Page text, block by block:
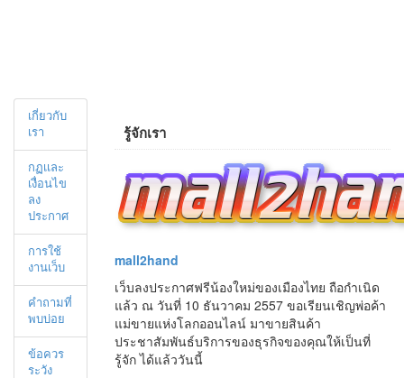
เกี่ยวกับ
เรา
กฏเเละ
เงื่อนไข
ลง
ประกาศ
การใช้
งานเว็บ
คำถามที่
พบบ่อย
ข้อควร
ระวัง
รู้จักเรา
mall2hand
เว็บลงประกาศฟรีน้องใหม่ของเมืองไทย ถือกำเนิด
แล้ว ณ วันที่ 10 ธันวาคม 2557 ขอเรียนเชิญพ่อค้า
แม่ขายแห่งโลกออนไลน์ มาขายสินค้า
ประชาสัมพันธ์บริการของธุรกิจของคุณให้เป็นที่
รู้จัก ได้แล้ววันนี้